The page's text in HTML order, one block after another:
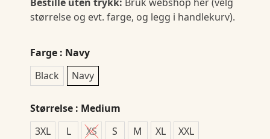
størrelse og evt. farge, og legg i handlekurv).
Farge : Navy
Black
Navy
Størrelse : Medium
3XL
L XS S M XL XXL